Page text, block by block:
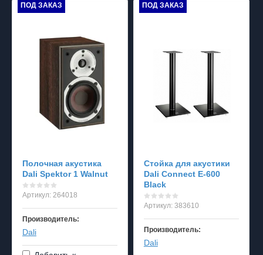
ПОД ЗАКАЗ
Полочная акустика
Dali Spektor 1 Walnut
Артикул: 264018
Производитель:
Dali
ПОД ЗАКАЗ
Стойка для акустики
Dali Connect E-600
Black
Артикул:383610
Производитель:
Dali